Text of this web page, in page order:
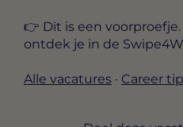
👉 Dit is een
ontdek je in de
Alle vacatures · Career